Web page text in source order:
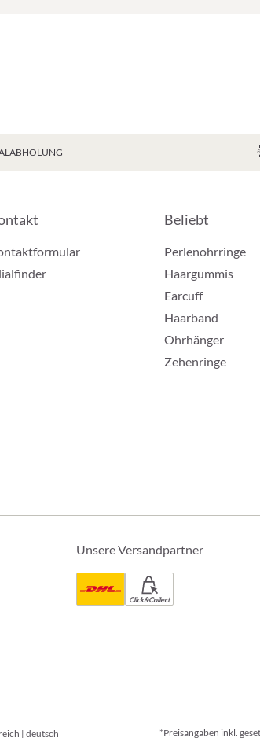
Beliebt
Perlenohrringe
Haargummis
Earcuff
Haarband
Ohrhänger
Zehenringe
Unsere Versandpartner
Click&Collect
| deutsch *Preisangaben inkl.